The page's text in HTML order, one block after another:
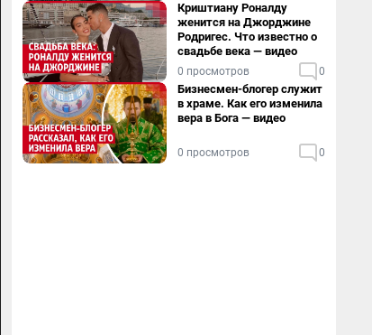
Криштиану Роналду
женится на Джорджине
Родригес. Что известно о
свадьбе века — видео
0 просмотров 0
Бизнесмен-блогер служит
в храме. Как его изменила
вера в Бога — видео
0 просмотров 0